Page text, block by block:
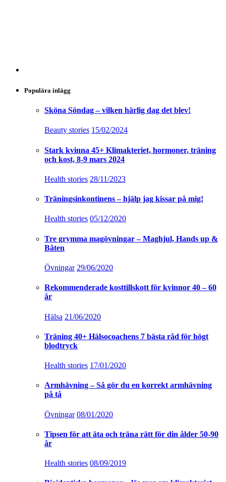
Populära inlägg
Sköna Söndag – vilken härlig dag det blev!
Beauty stories 15/02/2024
Stark kvinna 45+ Klimakteriet, hormoner, träning
och kost, 8-9 mars 2024
Health stories 28/11/2023
Träningsinkontinens – hjälp jag kissar på mig!
Health stories 05/12/2020
Tre grymma magövningar – Maghjul, Hands up &
Båten
Övningar 29/06/2020
Rekommenderade kosttillskott för kvinnor 40 – 60
år
Hälsa 21/06/2020
Träning 40+ Hälsocoachens 7 bästa råd för högt
blodtryck
Health stories 17/01/2020
Armhävning – Så gör du en korrekt armhävning
på tå
Övningar 08/01/2020
Tipsen för att äta och träna rätt för din ålder 50-90
år
Health stories 08/09/2019